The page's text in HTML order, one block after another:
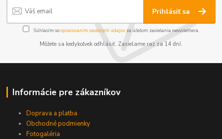
Prihlásiť sa
Súhlasím sospracovaním osobných údajov za účelom zasielania newslettera.
Môžete sa kedykoľvek odhlásiť. Zasielame raz za 14 dní.
Informácie pre zákazníkov
Doprava a platba
Obchodné podmienky
Fotogaléria